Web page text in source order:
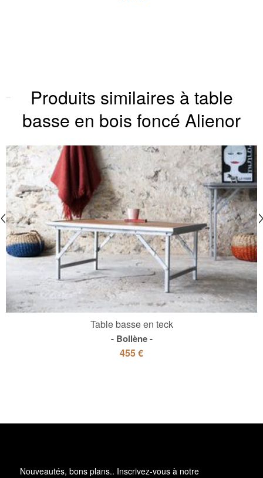
Produits similaires à table
basse en bois foncé Alienor
Table basse en teck
Bollène
455 €
Nouveautés, bons plans.. Inscrivez-vous à notre